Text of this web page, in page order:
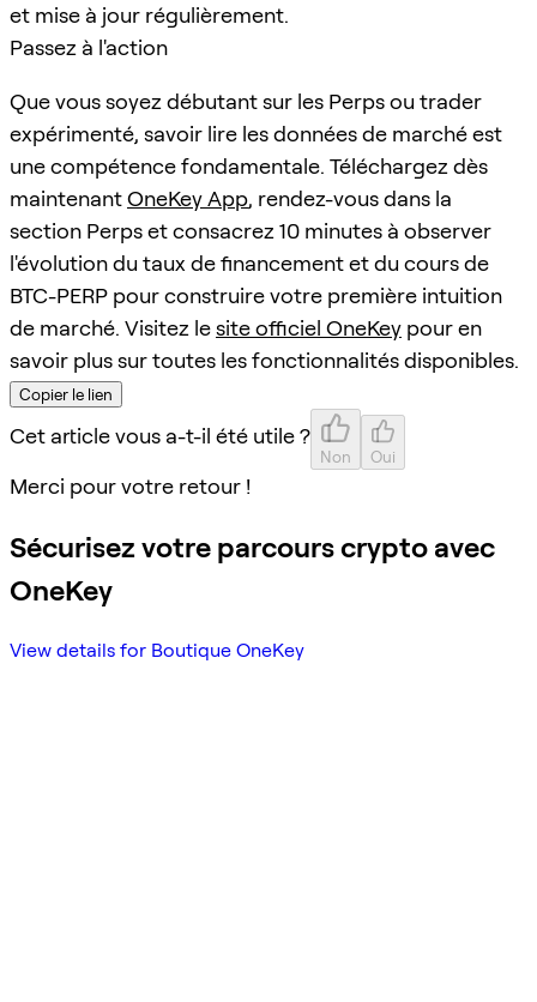
et mise à jour régulièrement.
Passez à l'action
Que vous soyez débutant sur les Perps ou trader
expérimenté, savoir lire les données de marché est
une compétence fondamentale. Téléchargez dès
maintenantOneKey App, rendez-vous dans la
section Perps et consacrez 10 minutes à observer
l'évolution du taux de financement et du cours de
BTC-PERP pour construire votre première intuition
de marché. Visitez lesite officiel OneKey pour en
savoir plus sur toutes les fonctionnalités disponibles.
Copier le lien
Cet article vous a-t-il été utile ?
Non Oui
Merci pour votre retour !
Sécurisez votre parcours crypto avec
OneKey
View details for Boutique OneKey